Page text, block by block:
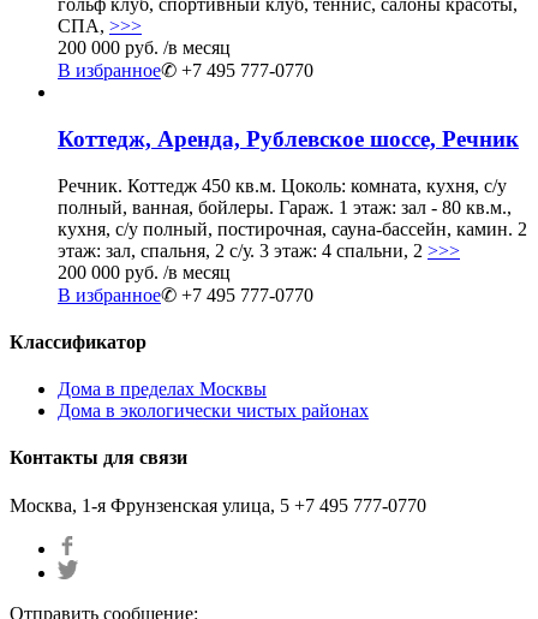
гольф клуб, спортивный клуб, теннис, салоны красоты,
СПА, >>>
200 000 руб. /в месяц
В избранное✆ +7 495 777-0770
Коттедж, Аренда, Рублевское шоссе, Речник
Речник. Коттедж 450 кв.м. Цоколь: комната, кухня, с/у
полный, ванная, бойлеры. Гараж. 1 этаж: зал - 80 кв.м.,
кухня, с/у полный, постирочная, сауна-бассейн, камин. 2
этаж: зал, спальня, 2 с/у. 3 этаж: 4 спальни, 2 >>>
200 000 руб. /в месяц
В избранное✆ +7 495 777-0770
Классификатор
Дома в пределах Москвы
Дома в экологически чистых районах
Контакты для связи
Москва, 1-я Фрунзенская улица, 5 +7 495 777-0770
Отправить сообщение: